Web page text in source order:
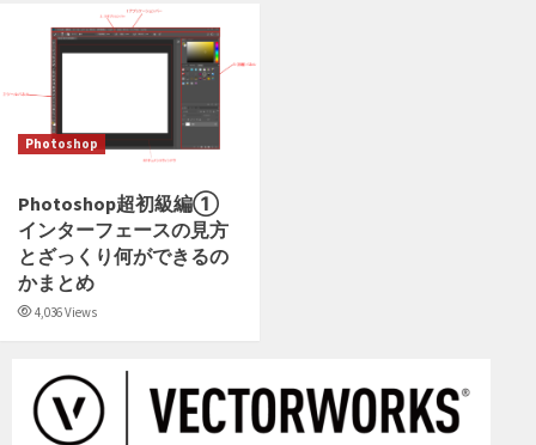
Photoshop
Photoshop超初級編①
インターフェースの見方
とざっくり何ができるの
かまとめ
4,036 Views